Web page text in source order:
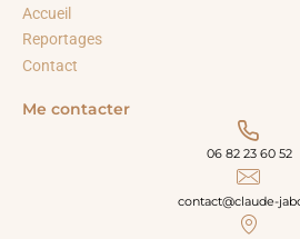
Accueil
Reportages
Contact
Me contacter
06 82 23 60 52
contact@claude-